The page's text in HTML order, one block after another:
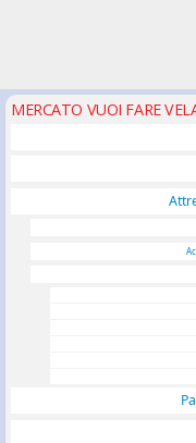
MERCATO VUOI FARE